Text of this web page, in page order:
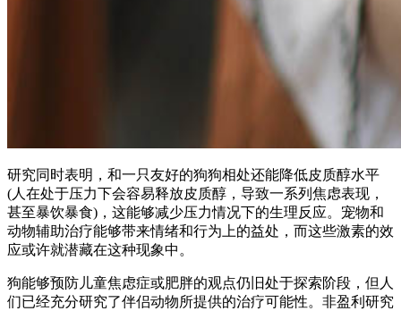
研究同时表明，和一只友好的狗狗相处还能降低皮质醇水平
(人在处于压力下会容易释放皮质醇，导致一系列焦虑表现，
甚至暴饮暴食)，这能够减少压力情况下的生理反应。宠物和
动物辅助治疗能够带来情绪和行为上的益处，而这些激素的效
应或许就潜藏在这种现象中。
狗能够预防儿童焦虑症或肥胖的观点仍旧处于探索阶段，但人
们已经充分研究了伴侣动物所提供的治疗可能性。非盈利研究